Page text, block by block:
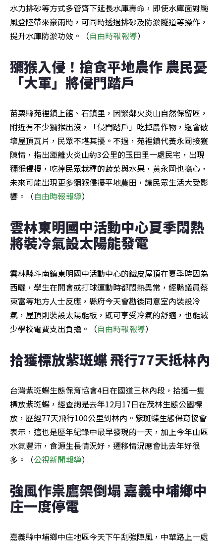
水力排砂等方式多管齊下延長水庫壽命，即使水庫面對颱
風登陸帶來豪雨時，可同時透過排砂及防淤隧道等操作，
提升水庫防淤功效。（自由時報報導）
獼猴入侵！搶食平地農作 農民憂
「大軍」將侵門踏戶
苗栗縣苑裡鎮上館、石鎮里，因緊鄰火炎山自然保留區，
附近有不少獼猴出沒，「侵門踏戶」吃掉農作物，還會破
壞屋頂瓦片，民眾不堪其擾。不過，苑裡鎮代黃永岡接獲
陳情，指出距離火炎山約3公里的玉田里一處民宅，出現
獼猴侵擾，吃掉民眾栽種的蔬菜與水果，黃永岡也擔心，
未來可能出現更多獼猴侵擾平地農田，讓民眾生活大受影
響。（自由時報報導）
雲林東明國中活動中心夏季悶熱
將裝冷氣設太陽能發電
雲林縣斗南鎮東明國中活動中心的鐵皮屋頂在夏季時因為
西曬，學生在開會或打球運動時都悶熱異常，經縣議員蔡
東富等地方人士反應，縣府今天會勘後同意室內裝設冷
氣，屋頂則裝設太陽能板，既可享受冷氣的舒適，也能減
少學校電費支出負擔。（自由時報報導）
拾獲標放紫斑蝶 飛行77天抵林內
台灣紫斑蝶生態保育協會4日在國道三林內段，拾獲一隻
標放紫斑蝶，經查詢是去年12月17日在茂林生態公園標
放，歷經77天飛行100公里到林內。紫斑蝶生態保育協會
表示，這也是歷年紀錄中最早發現的一天，加上今年山區
水氣豐沛，食源生長情況好，遷移情況應會比去年好很
多。（公視新聞報導）
強風作祟鷹架倒塌 嘉義中埔鄉中
庄一度停電
嘉義縣中埔鄉中庄地區今天下午刮強陣風，中華路上一處